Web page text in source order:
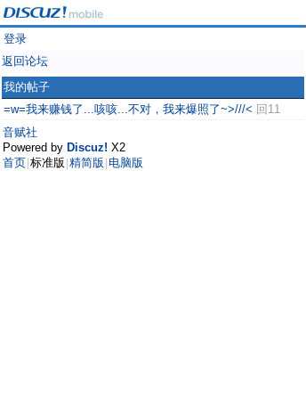
登录
返回论坛
我的帖子
=w=我来赚钱了...咳咳...不对，我来爆照了~>///< 回11
音赋社
Powered by Discuz! X2
首页 标准版 精简版 电脑版